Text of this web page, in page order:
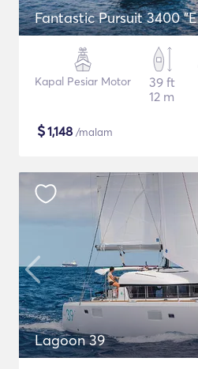
Fantastic Pursuit 3400
Kapal Pesiar Motor
39 ft
12 m
$1,148 /malam
Lagoon 39